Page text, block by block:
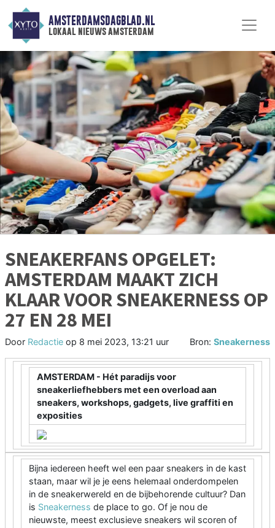
AMSTERDAMSDAGBLAD.NL
lokaal nieuws amsterdam
SNEAKERFANS OPGELET:
AMSTERDAM MAAKT ZICH
KLAAR VOOR SNEAKERNESS OP
27 EN 28 MEI
Door Redactie op 8 mei 2023, 13:21 uur Bron: Sneakerness
AMSTERDAM - Hét paradijs voor
sneakerliefhebbers met een overload aan
sneakers, workshops, gadgets, live graffiti en
exposities
Bijna iedereen heeft wel een paar sneakers in de kast
staan, maar wil je je eens helemaal onderdompelen
in de sneakerwereld en de bijbehorende cultuur? Dan
is Sneakerness de place to go. Of je nou de
nieuwste, meest exclusieve sneakers wil scoren of